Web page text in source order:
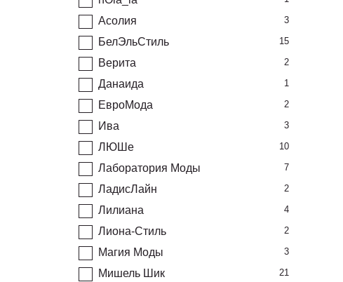
Асолия 3
БелЭльСтиль 15
Верита 2
Данаида 1
ЕвроМода 2
Ива 3
ЛЮШе 10
Лаборатория Моды 7
ЛадисЛайн 2
Лилиана 4
Лиона-Стиль 2
Магия Моды 3
Мишель Шик 21